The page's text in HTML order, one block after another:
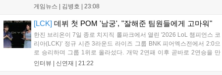
는 체험, 스페셜, 무대 존이 마련됐으며 8일 오후 2시 인비테이셔
연 등 다채로운 일정이 준비되어 있다. 사전 예약은 조기 마감될
게임뉴스 | 김병호 | 23:08
[LCK] 데뷔 첫 POM '남궁', "잘해준 팀원들에게 고마워"
한진 브리온이 7일 종로 치지직 롤파크에서 열린 '2026 LoL 챔피언스 코
리아(LCK)' 정규 시즌 3라운드 라이즈 그룹 BNK 피어엑스전에서 2:0으
로 승리하며 그룹 1위로 올라섰다. 개막 2연패 이후 곧바로 2연승을 만
들어내면서 이어질 4라운드에 대한 기대감을 올렸다. 다음은 이날 데뷔
인터뷰 | 신연재 | 21:22